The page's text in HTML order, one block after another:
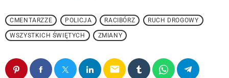
CMENTARZZE POLICJA RACIBÓRZ RUCH DROGOWY
WSZYSTKICH ŚWIĘTYCH ZMIANY
email